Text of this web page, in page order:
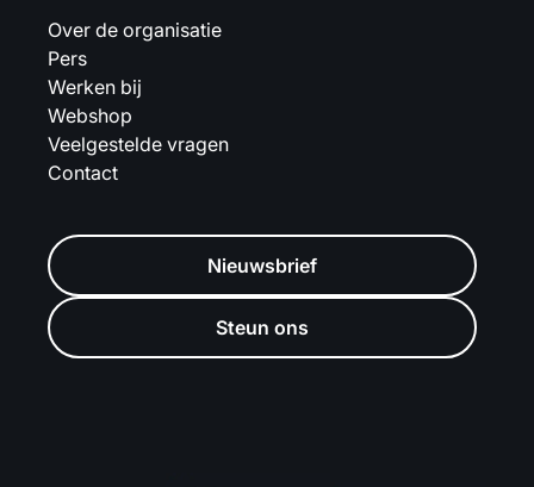
Over de organisatie
Pers
Werken bij
Webshop
Veelgestelde vragen
Contact
Nieuwsbrief
Steun ons